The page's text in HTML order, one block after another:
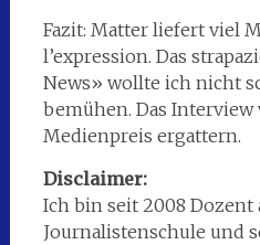
Fazit: Matter liefert viel
l’expression. Das
News» wollte ich nicht
bemühen. Das
Medienpreis ergattern.
Disclaimer:
Ich bin seit 2008 Dozent
Journalistenschule und